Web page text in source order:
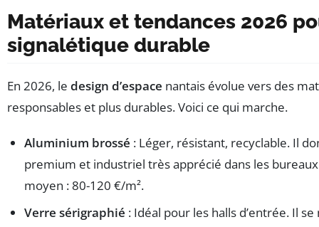
Matériaux et tendances 2026
signalétique durable
En 2026, le design d’espace nantais évolue vers des
responsables et plus durables. Voici ce qui marche.
Aluminium brossé : Léger, résistant, recyclable. Il
premium et industriel très apprécié dans les
moyen : 80-120 €/m².
Verre sérigraphié : Idéal pour les halls d’entrée. Il